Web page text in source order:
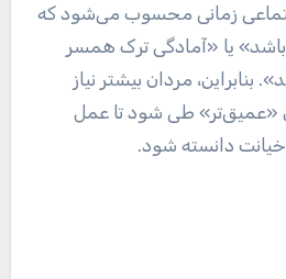
زمانی محسوب می‌شود که
یا «آمادگی ترک همسر
مردان بیشتر نیاز
«عمیق‌تر» طی شود تا عمل
دانسته شود.